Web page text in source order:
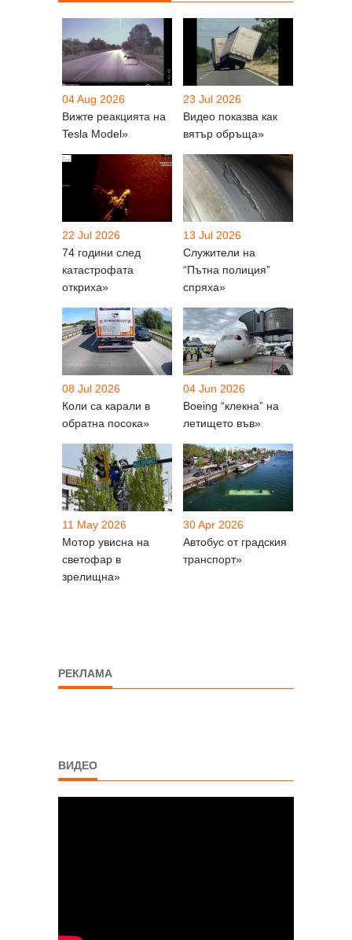
04 Aug 2026
Вижте реакцията на
Tesla Model»
23 Jul 2026
Видео показва как
вятър обръща»
22 Jul 2026
74 години след
катастрофата
откриха»
13 Jul 2026
Служители на
“Пътна полиция”
спряха»
08 Jul 2026
Коли са карали в
обратна посока»
04 Jun 2026
Boeing “клекна” на
летището във»
11 May 2026
Мотор увисна на
светофар в
зрелищна»
30 Apr 2026
Автобус от градския
транспорт»
РЕКЛАМА
ВИДЕО